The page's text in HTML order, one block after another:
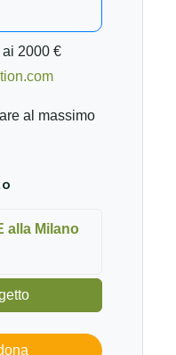
2000 €
al massimo
alla Milano